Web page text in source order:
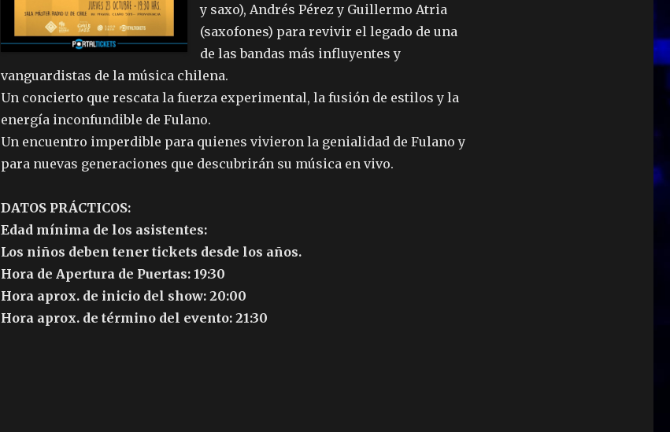
y saxo), Andrés Pérez y Guillermo Atria
(saxofones) para revivir el legado de una
de las bandas más influyentes y
vanguardistas de la música chilena.
Un concierto que rescata la fuerza experimental, la fusión de estilos y la
energía inconfundible de Fulano.
Un encuentro imperdible para quienes vivieron la genialidad de Fulano y
para nuevas generaciones que descubrirán su música en vivo.
DATOS PRÁCTICOS:
Edad mínima de los asistentes:
Los niños deben tener tickets desde los años.
Hora de Apertura de Puertas: 19:30
Hora aprox. de inicio del show: 20:00
Hora aprox. de término del evento: 21:30